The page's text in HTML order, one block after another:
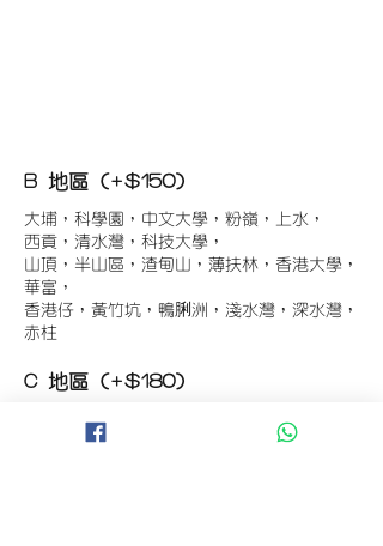
B 地區 (+$150)
大埔，科學園，中文大學，粉嶺，上水，
西貢，清水灣，科技大學，
山頂，半山區，渣甸山，薄扶林，香港大學，
華富，
香港仔，黃竹坑，鴨脷洲，淺水灣，深水灣，
赤柱
C 地區 (+$180)
東涌，珀麗灣(馬灣)，南灣，
將軍澳工業區，大埔工業區，